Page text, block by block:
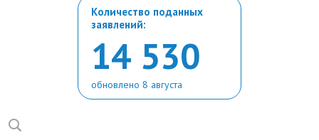
Количество поданных
заявлений:
14 530
обновлено 8 августа